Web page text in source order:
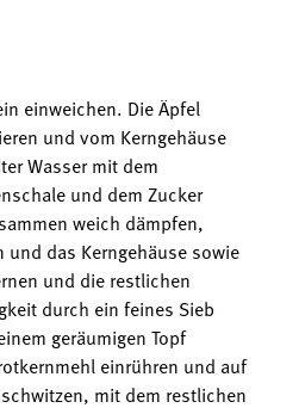
einweichen. Die Äpfel
und vom Kerngehäuse
Wasser mit dem
und dem Zucker
weich dämpfen,
das Kerngehäuse sowie
und die restlichen
durch ein feines Sieb
geräumigen Topf
einrühren und auf
mit dem restlichen